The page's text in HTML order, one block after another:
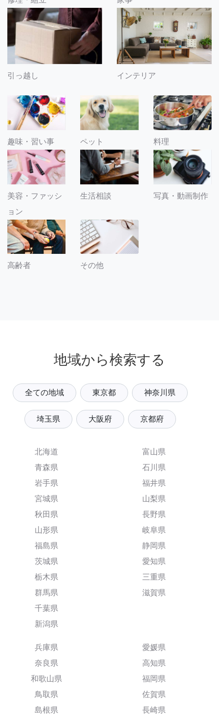
引っ越し インテリア
趣味・習い事 ペット 料理
美容・ファッシ
ョン
生活相談 写真・動画制作
高齢者 その他
地域から検索する
全ての地域 東京都 神奈川県
埼玉県 大阪府 京都府
北海道
青森県
岩手県
宮城県
秋田県
山形県
福島県
茨城県
栃木県
群馬県
千葉県
新潟県
富山県
石川県
福井県
山梨県
長野県
岐阜県
静岡県
愛知県
三重県
滋賀県
兵庫県
奈良県
和歌山県
鳥取県
島根県
愛媛県
高知県
福岡県
佐賀県
長崎県